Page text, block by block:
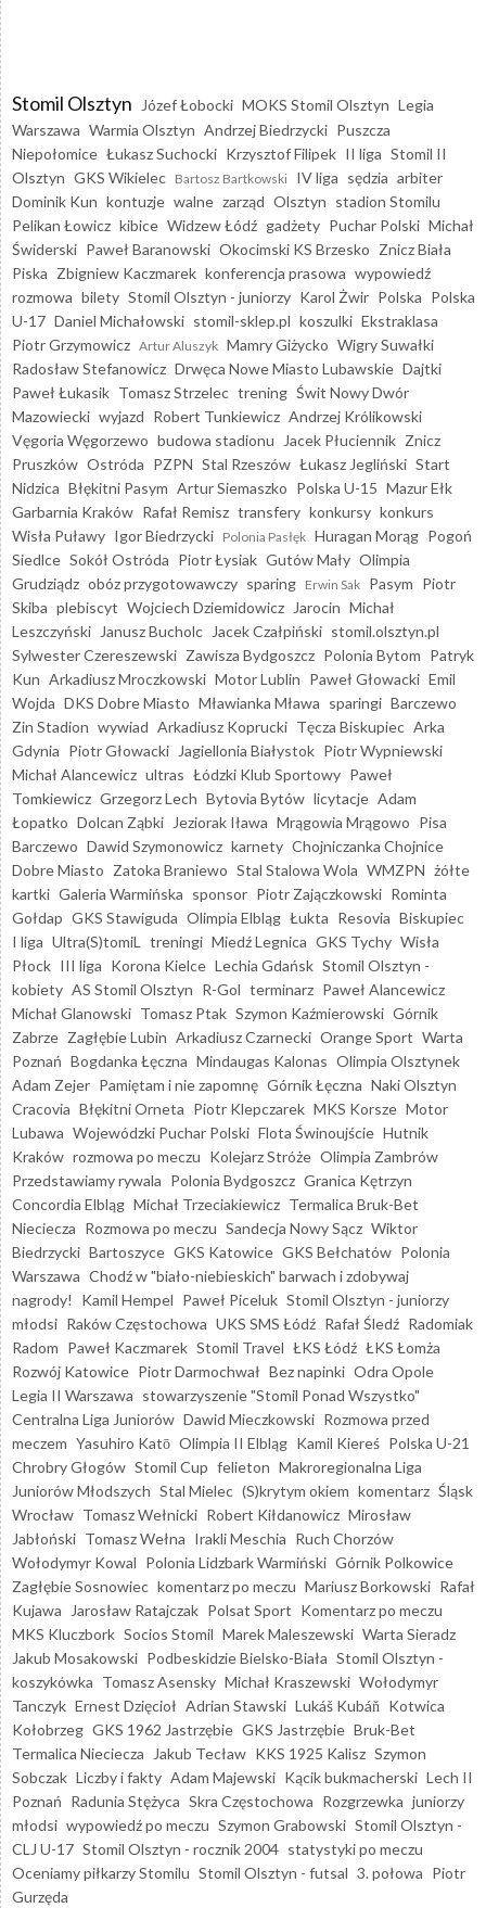
Stomil Olsztyn Józef Łobocki MOKS Stomil Olsztyn Legia
Warszawa Warmia Olsztyn Andrzej Biedrzycki Puszcza
Niepołomice Łukasz Suchocki Krzysztof Filipek II liga Stomil II
Olsztyn GKS Wikielec Bartosz Bartkowski IV liga sędzia arbiter
Dominik Kun kontuzje walne zarząd Olsztyn stadion Stomilu
Pelikan Łowicz kibice Widzew Łódź gadżety Puchar Polski Michał
Świderski Paweł Baranowski Okocimski KS Brzesko Znicz Biała
Piska Zbigniew Kaczmarek konferencja prasowa wypowiedź
rozmowa bilety Stomil Olsztyn - juniorzy Karol Żwir Polska Polska
U-17 Daniel Michałowski stomil-sklep.pl koszulki Ekstraklasa
Piotr Grzymowicz Artur Aluszyk Mamry Giżycko Wigry Suwałki
Radosław Stefanowicz Drwęca Nowe Miasto Lubawskie Dajtki
Paweł Łukasik Tomasz Strzelec trening Świt Nowy Dwór
Mazowiecki wyjazd Robert Tunkiewicz Andrzej Królikowski
Vęgoria Węgorzewo budowa stadionu Jacek Płuciennik Znicz
Pruszków Ostróda PZPN Stal Rzeszów Łukasz Jegliński Start
Nidzica Błękitni Pasym Artur Siemaszko Polska U-15 Mazur Ełk
Garbarnia Kraków Rafał Remisz transfery konkursy konkurs
Wisła Puławy Igor Biedrzycki Polonia Pasłęk Huragan Morąg Pogoń
Siedlce Sokół Ostróda Piotr Łysiak Gutów Mały Olimpia
Grudziądz obóz przygotowawczy sparing Erwin Sak Pasym Piotr
Skiba plebiscyt Wojciech Dziemidowicz Jarocin Michał
Leszczyński
Janusz Bucholc Jacek Czałpiński stomil.olsztyn.pl
Sylwester Czereszewski Zawisza Bydgoszcz Polonia Bytom Patryk
Kun Arkadiusz Mroczkowski Motor Lublin Paweł Głowacki Emil
Wojda DKS Dobre Miasto Mławianka Mława sparingi Barczewo
Zin Stadion wywiad Arkadiusz Koprucki Tęcza Biskupiec Arka
Gdynia Piotr Głowacki Jagiellonia Białystok Piotr Wypniewski
Michał Alancewicz ultras Łódzki Klub Sportowy Paweł
Tomkiewicz Grzegorz Lech Bytovia Bytów licytacje Adam
Łopatko Dolcan Ząbki Jeziorak Iława Mrągowia Mrągowo Pisa
Barczewo Dawid Szymonowicz karnety Chojniczanka Chojnice
Dobre Miasto Zatoka Braniewo Stal Stalowa Wola WMZPN żółte
kartki Galeria Warmińska sponsor Piotr Zajączkowski Rominta
Gołdap GKS Stawiguda Olimpia Elbląg Łukta Resovia Biskupiec
I liga Ultra(S)tomiL treningi Miedź Legnica GKS Tychy Wisła
Płock III liga Korona Kielce Lechia Gdańsk Stomil Olsztyn -
kobiety AS Stomil Olsztyn R-Gol terminarz Paweł Alancewicz
Michał Glanowski Tomasz Ptak Szymon Kaźmierowski Górnik
Zabrze Zagłębie Lubin Arkadiusz Czarnecki Orange Sport Warta
Poznań Bogdanka Łęczna Mindaugas Kalonas Olimpia Olsztynek
Adam Zejer Pamiętam i nie zapomnę Górnik Łęczna Naki Olsztyn
Cracovia Błękitni Orneta Piotr Klepczarek MKS Korsze Motor
Lubawa Wojewódzki Puchar Polski Flota Świnoujście Hutnik
Kraków rozmowa po meczu Kolejarz Stróże Olimpia Zambrów
Przedstawiamy rywala Polonia Bydgoszcz Granica Kętrzyn
Concordia Elbląg Michał Trzeciakiewicz Termalica Bruk-Bet
Nieciecza Rozmowa po meczu Sandecja Nowy Sącz Wiktor
Biedrzycki Bartoszyce GKS Katowice GKS Bełchatów Polonia
Warszawa Chodź w "biało-niebieskich" barwach i zdobywaj
nagrody!
Kamil Hempel Paweł Piceluk Stomil Olsztyn - juniorzy
młodsi Raków Częstochowa UKS SMS Łódź Rafał Śledź Radomiak
Radom Paweł Kaczmarek Stomil Travel ŁKS Łódź ŁKS Łomża
Rozwój Katowice Piotr Darmochwał Bez napinki Odra Opole
Legia II Warszawa stowarzyszenie "Stomil Ponad Wszystko"
Centralna Liga Juniorów Dawid Mieczkowski Rozmowa przed
meczem Yasuhiro Katō Olimpia II Elbląg Kamil Kiereś Polska U-21
Chrobry Głogów Stomil Cup felieton Makroregionalna Liga
Juniorów Młodszych Stal Mielec (S)krytym okiem komentarz Śląsk
Wrocław Tomasz Wełnicki Robert Kiłdanowicz Mirosław
Jabłoński Tomasz Wełna Irakli Meschia Ruch Chorzów
Wołodymyr Kowal Polonia Lidzbark Warmiński Górnik Polkowice
Zagłębie Sosnowiec komentarz po meczu Mariusz Borkowski Rafał
Kujawa
Jarosław Ratajczak Polsat Sport Komentarz po meczu
MKS Kluczbork Socios Stomil Marek Maleszewski Warta Sieradz
Jakub Mosakowski Podbeskidzie Bielsko-Biała Stomil Olsztyn -
koszykówka Tomasz Asensky Michał Kraszewski Wołodymyr
Tanczyk Ernest Dzięcioł Adrian Stawski Lukáš Kubáň Kotwica
Kołobrzeg GKS 1962 Jastrzębie GKS Jastrzębie Bruk-Bet
Termalica Nieciecza
Jakub Tecław KKS 1925 Kalisz Szymon
Sobczak Liczby i fakty Adam Majewski Kącik bukmacherski Lech II
Poznań Radunia Stężyca Skra Częstochowa Rozgrzewka juniorzy
młodsi wypowiedź po meczu Szymon Grabowski Stomil Olsztyn -
CLJ U-17 Stomil Olsztyn - rocznik 2004 statystyki po meczu
Oceniamy piłkarzy Stomilu Stomil Olsztyn - futsal 3. połowa Piotr
Gurzęda